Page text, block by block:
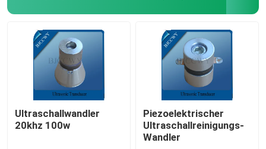
Ultraschallschönheits-Wandler
Ultraschallwiderstand
atomisierender Ultraschallwandler
Ultraschallröhrenwandler
Ultraschallwandler
20khz 100w
Piezoelektrischer
Ultraschallreinigungs-
Wandler